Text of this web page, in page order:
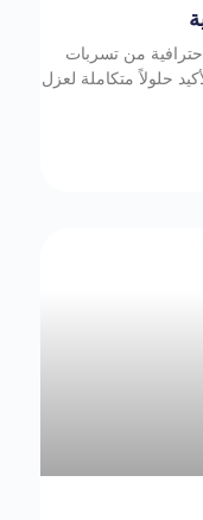
من تسربات
حلولاً متكاملة لعزل